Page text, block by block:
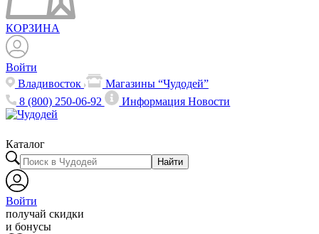
КОРЗИНА
Войти
Владивосток
Магазины “Чудодей”
8 (800) 250-06-92
ИнформацияНовости
Каталог
Найти
Войти
получай скидки
и бонусы